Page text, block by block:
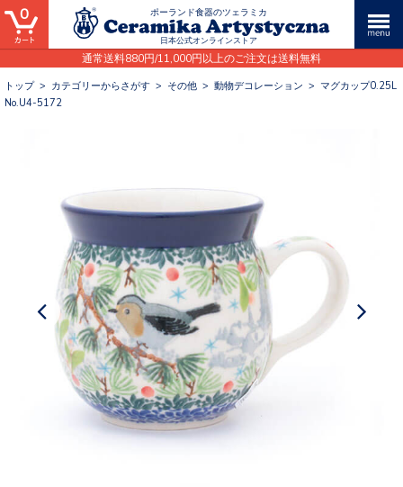
ポーランド食器のツェラミカ
日本公式オンラインストア
通常送料880円/11,000円以上のご注文は送料無料
0
トップ> カテゴリーからさがす > その他 > 動物デコレーション > マグカップ0.25L
No.U4-5172